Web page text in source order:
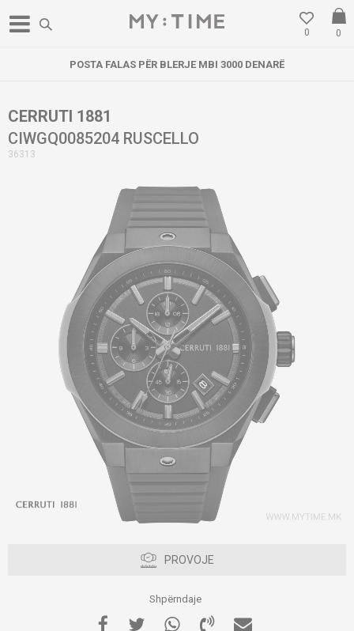
0
0
POSTA FALAS PËR BLERJE MBI 3000 DENARË
CERRUTI 1881
CIWGQ0085204 RUSCELLO
36313
PROVOJE
Shpërndaje